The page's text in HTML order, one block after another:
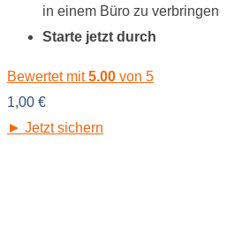
in einem Büro zu verbringen
Starte jetzt durch
Bewertet mit5.00 von 5
1,00 €
► Jetzt sichern